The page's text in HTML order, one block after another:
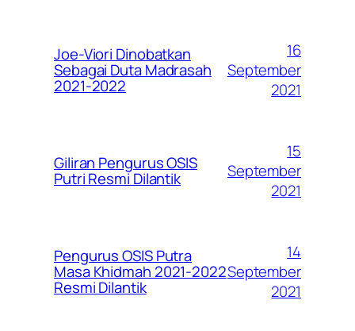
Joe-Viori Dinobatkan
Sebagai Duta Madrasah
2021-2022
16
September
2021
Giliran Pengurus OSIS
Putri Resmi Dilantik
15
September
2021
Pengurus OSIS Putra
Masa Khidmah 2021-2022
Resmi Dilantik
14
September
2021